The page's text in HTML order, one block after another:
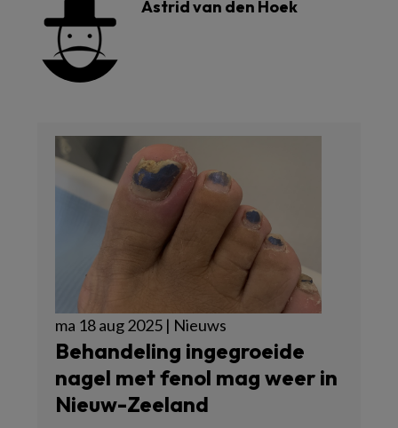
Astrid van den Hoek
ma 18 aug 2025 | Nieuws
Behandeling ingegroeide
nagel met fenol mag weer in
Nieuw-Zeeland